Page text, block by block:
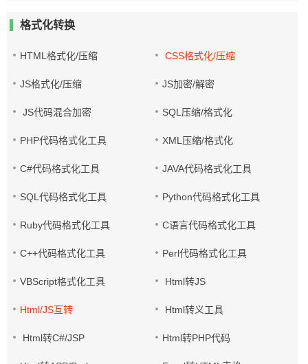
格式化转换
HTML格式化/压缩 CSS格式化/压缩
JS格式化/压缩 JS加密/解密
JS代码混合加密 SQL压缩/格式化
PHP代码格式化工具 XML压缩/格式化
C#代码格式化工具 JAVA代码格式化工具
SQL代码格式化工具 Python代码格式化工具
Ruby代码格式化工具 C语言代码格式化工具
C++代码格式化工具 Perl代码格式化工具
VBScript格式化工具 Html转JS
Html/JS互转 Html转义工具
Html转C#/JSP Html转PHP代码